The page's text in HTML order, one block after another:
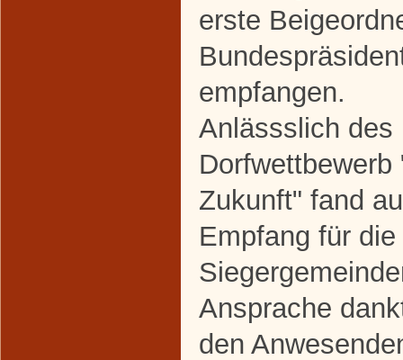
erste
empfangen.
Anlässslich des
Zukunft" fand
Empfang für
Ansprache
den